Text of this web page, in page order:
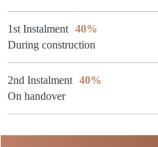
1st Instalment
40%
During construction
2nd Instalment
40%
On handover